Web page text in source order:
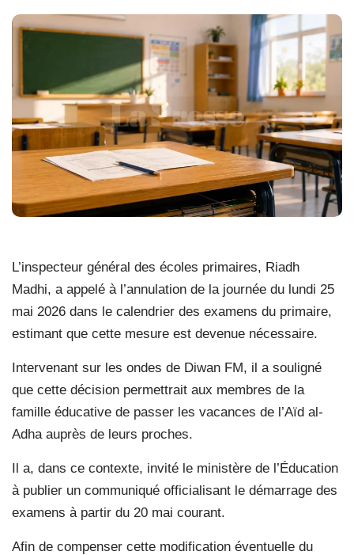
L’inspecteur général des écoles primaires, Riadh
Madhi, a appelé à l’annulation de la journée du lundi 25
mai 2026 dans le calendrier des examens du primaire,
estimant que cette mesure est devenue nécessaire.
Intervenant sur les ondes de Diwan FM, il a souligné
que cette décision permettrait aux membres de la
famille éducative de passer les vacances de l’Aïd al-
Adha auprès de leurs proches.
Il a, dans ce contexte, invité le ministère de l’Éducation
à publier un communiqué officialisant le démarrage des
examens à partir du 20 mai courant.
Afin de compenser cette modification éventuelle du